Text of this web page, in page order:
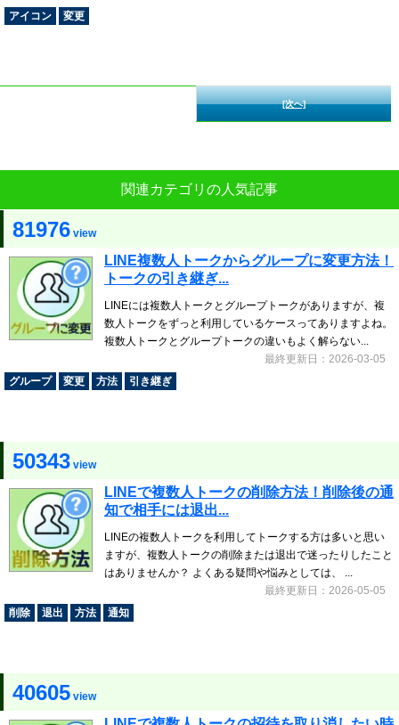
アイコン
変更
[次へ]
関連カテゴリの人気記事
81976 view
LINE複数人トークからグループに変更方法！
トークの引き継ぎ...
LINEには複数人トークとグループトークがありますが、複
数人トークをずっと利用しているケースってありますよね。
複数人トークとグループトークの違いもよく解らない...
最終更新日：2026-03-05
グループ
変更 方法 引き継ぎ
50343 view
LINEで複数人トークの削除方法！削除後の通
知で相手には退出...
LINEの複数人トークを利用してトークする方は多いと思い
ますが、複数人トークの削除または退出で迷ったりしたこと
はありませんか？ よくある疑問や悩みとしては、 ...
最終更新日：2026-05-05
削除
退出 方法 通知
40605 view